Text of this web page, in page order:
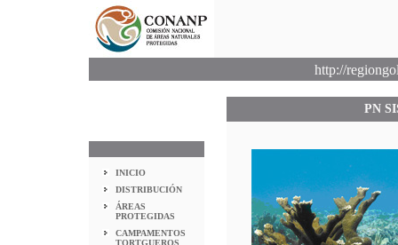
http://
INICIO
DISTRIBUCIÓN
ÁREAS
PROTEGIDAS
CAMPAMENTOS
TORTGUEROS
PN